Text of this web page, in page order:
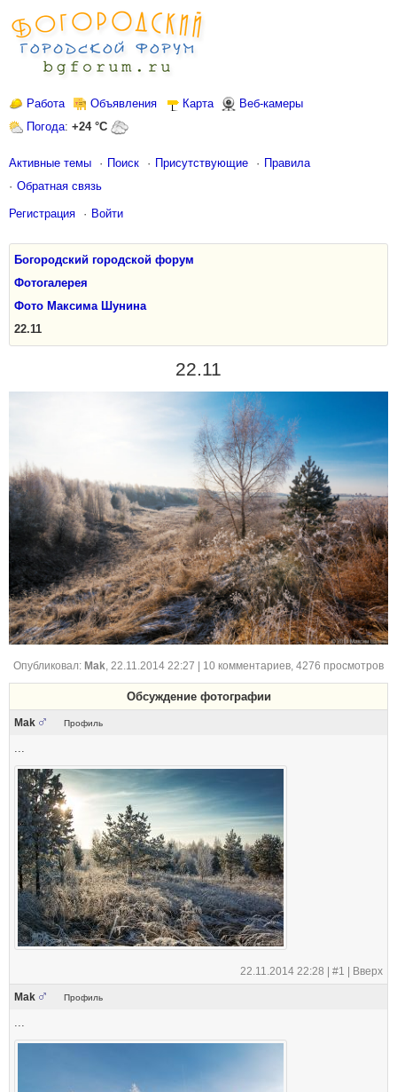
Работа Объявления Карта
Веб-камеры
Погода: +24 °C
Активные темы Поиск Присутствующие
Правила
Обратная связь
Регистрация Войти
Богородский городской форум
Фотогалерея
Фото Максима Шунина
22.11
22.11
Опубликовал: Mak, 22.11.2014 22:27 | 10 комментариев, 4276 просмотров
Обсуждение фотографии
Mak Профиль
...
22.11.2014 22:28 | #1 Вверх
Mak Профиль
...